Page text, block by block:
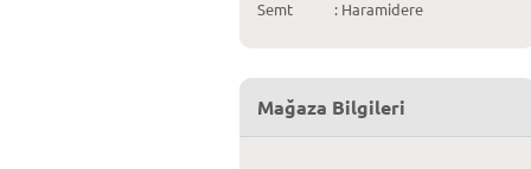
Semt : Haramidere
Mağaza Bilgileri